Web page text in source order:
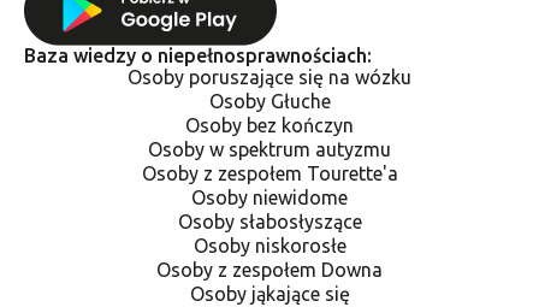
Baza wiedzy o niepełnosprawnościach:
Osoby poruszające się na wózku
Osoby Głuche
Osoby bez kończyn
Osoby w spektrum autyzmu
Osoby z zespołem Tourette'a
Osoby niewidome
Osoby słabosłyszące
Osoby niskorosłe
Osoby z zespołem Downa
Osoby jąkające się